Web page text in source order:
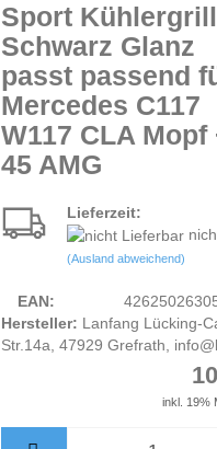
Sport Kühlergrill
Schwarz Glanz
passt passend
Mercedes C117
W117 CLA Mopf
45 AMG
Lieferzeit:
(Ausland abweichend)
EAN:
Hersteller: Lanfang Lücking-
Str.14a, 47929 Grefrath,
inkl. 19%